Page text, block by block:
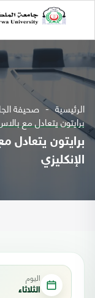
الرئيسية صحيفة
برايتون يتعادل مع
برايتون يتعادل
الإنكليزي
اليوم
الثلاثاء